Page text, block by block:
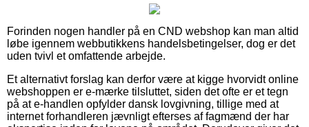
Forinden nogen handler på en CND webshop kan man altid
løbe igennem webbutikkens handelsbetingelser, dog er det
uden tvivl et omfattende arbejde.
Et alternativt forslag kan derfor være at kigge hvorvidt online
webshoppen er e-mærke tilsluttet, siden det ofte er et tegn
på at e-handlen opfylder dansk lovgivning, tillige med at
internet forhandleren jævnligt efterses af fagmænd der har